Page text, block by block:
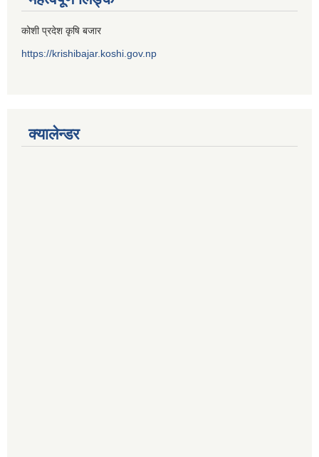
कोशी प्रदेश कृषि बजार
https://krishibajar.koshi.gov.np
क्यालेन्डर